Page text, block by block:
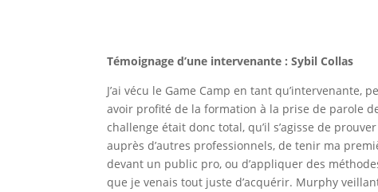
Témoignage d’une intervenante : Sybil Collas
J’ai vécu le Game Camp en tant qu’intervenante,
avoir profité de la formation à la prise de parole
challenge était donc total, qu’il s’agisse de
auprès d’autres professionnels, de tenir ma
devant un public pro, ou d’appliquer des
que je venais tout juste d’acquérir. Murphy